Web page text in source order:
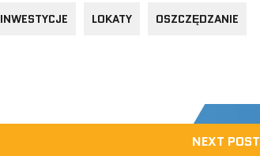
INWESTYCJE LOKATY OSZCZĘDZANIE
NEXT POST